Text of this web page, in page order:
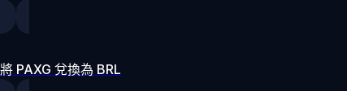
將 PAXG 兌換為 BRL